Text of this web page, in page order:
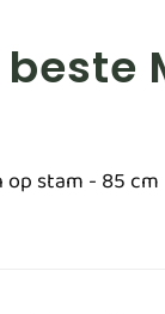
op stam - 85 cm